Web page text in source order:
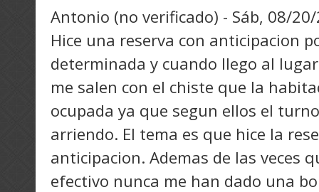
Antonio (no verificado) - Sáb, 08/
Hice una reserva con anticipacion
determinada y cuando llego al
me salen con el chiste que la
ocupada ya que segun ellos el
arriendo. El tema es que hice la
anticipacion. Ademas de las veces
efectivo nunca me han dado una